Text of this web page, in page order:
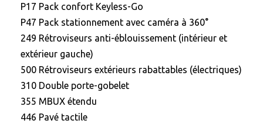
P17 Pack confort Keyless-Go
P47 Pack stationnement avec caméra à 360°
249 Rétroviseurs anti-éblouissement (intérieur et
extérieur gauche)
500 Rétroviseurs extérieurs rabattables (électriques)
310 Double porte-gobelet
355 MBUX étendu
446 Pavé tactile